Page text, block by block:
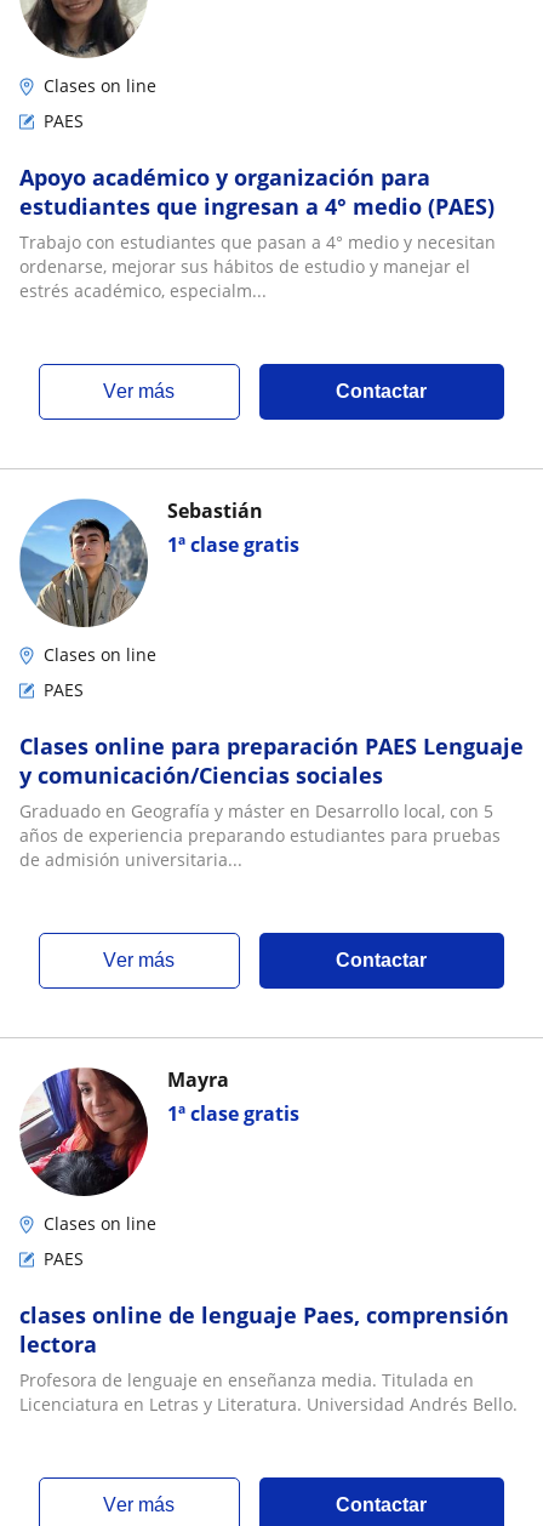
Clases on line
PAES
Apoyo académico y organización para
estudiantes que ingresan a 4° medio (PAES)
Trabajo con estudiantes que pasan a 4° medio y necesitan
ordenarse, mejorar sus hábitos de estudio y manejar el
estrés académico, especialm...
ver más Contactar
1ª clase gratis
Sebastián
Clases on line
PAES
Clases online para preparación PAES Lenguaje
y comunicación/Ciencias sociales
Graduado en Geografía y máster en Desarrollo local, con 5
años de experiencia preparando estudiantes para pruebas
de admisión universitaria...
ver más Contactar
1ª clase gratis
Mayra
Clases on line
PAES
clases online de lenguaje Paes, comprensión
lectora
Profesora de lenguaje en enseñanza media. Titulada en
Licenciatura en Letras y Literatura. Universidad Andrés Bello.
ver más Contactar